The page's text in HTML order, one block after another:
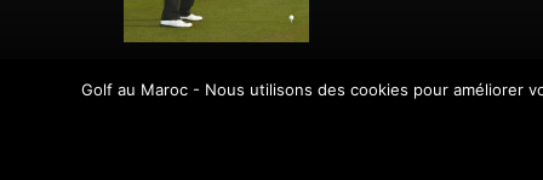
Golf au Maroc - Nous utilisons des cookies pour améliorer